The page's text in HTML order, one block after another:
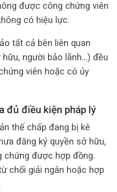
được công chứng viên
có hiệu lực.
tất cả bên liên quan
người bảo lãnh…) đều
viên hoặc có ủy
đủ điều kiện pháp lý
thế chấp đang bị kê
đăng ký quyền sở hữu,
chứng được hợp đồng.
chối giải ngân hoặc hợp